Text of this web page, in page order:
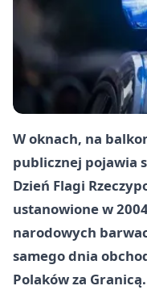
W oknach, na
publicznej pojawia
Dzień Flagi
ustanowione w
narodowych
samego dnia
Polaków za Granicą.